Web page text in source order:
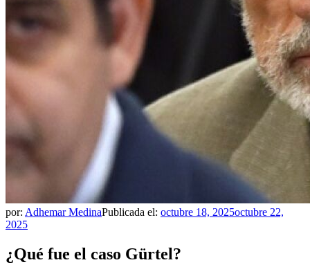
por: Adhemar MedinaPublicada el: octubre 18, 2025octubre 22,
2025
¿Qué fue el caso Gürtel?